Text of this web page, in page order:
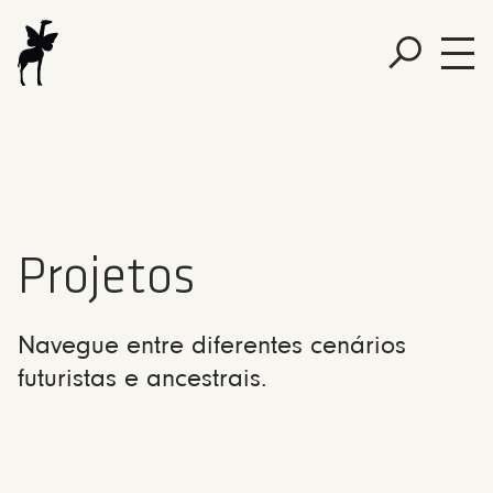
Projetos
Navegue entre diferentes cenários
futuristas e ancestrais.